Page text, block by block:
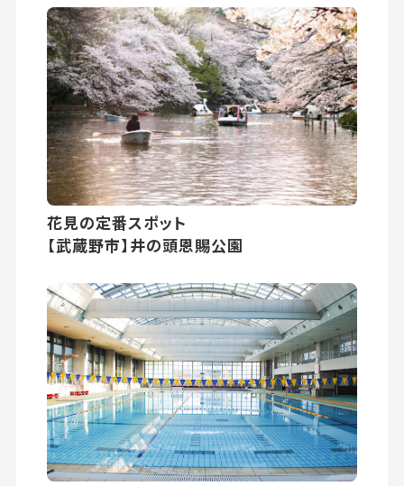
花見の定番スポット
【武蔵野市】井の頭恩賜公園